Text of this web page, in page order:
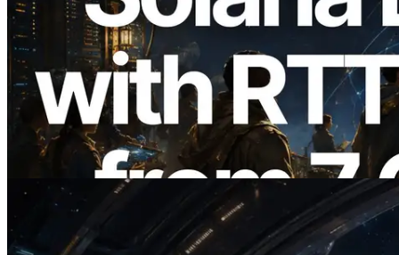
2026.08.05
ERPC, Solana Leader Slot API'yi 7
küresel bölgeden ping ölçümüyle
genişletti — Validators Information API
de yayında
Bu makaleyi oku